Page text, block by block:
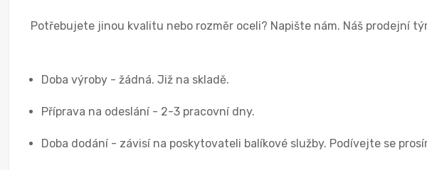
Potřebujete jinou kvalitu nebo rozměr oceli? Napište nám. Náš prodejní
Doba výroby - žádná. Již na skladě.
Příprava na odeslání - 2-3 pracovní dny.
Doba dodání - závisí na poskytovateli balíkové služby. Podívejte se